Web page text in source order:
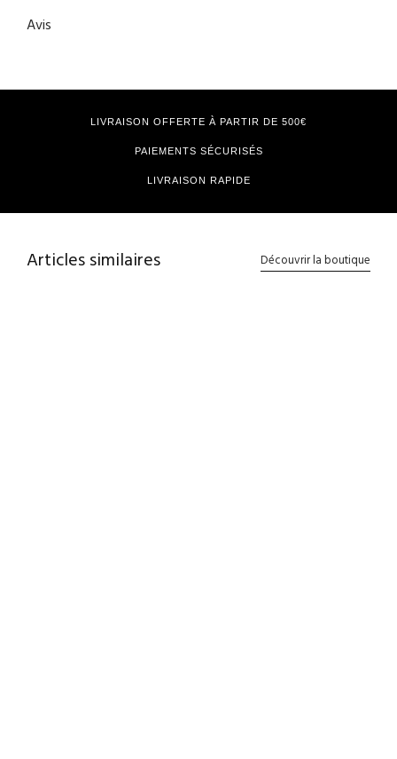
Avis
LIVRAISON OFFERTE À PARTIR DE 500€
PAIEMENTS SÉCURISÉS
LIVRAISON RAPIDE
Articles similaires Découvrir la boutique